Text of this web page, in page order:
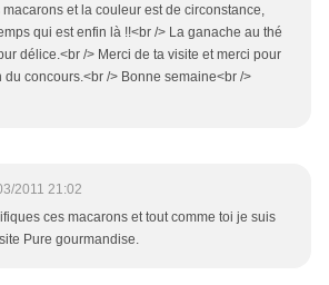
et la couleur est de circonstance,
qui est enfin là !!<br /> La ganache au thé
délice.<br /> Merci de ta visite et merci pour
du concours.<br /> Bonne semaine<br />
2011 21:02
ces macarons et tout comme toi je suis
Pure gourmandise.